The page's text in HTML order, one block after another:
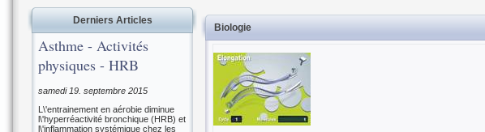
Derniers Articles
Asthme - Activités
physiques - HRB
samedi 19. septembre 2015
L\'entrainement en aérobie diminue
l\'hyperréactivité bronchique (HRB) et
l\'inflammation systémique chez les
Biologie